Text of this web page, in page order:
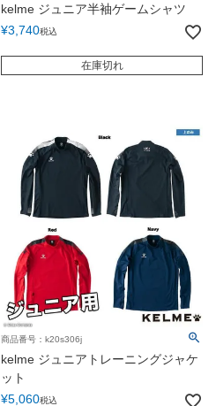
kelme ジュニア半袖ゲームシャツ
¥3,740税込
在庫切れ
商品番号：k20s306j
kelme ジュニアトレーニングジャケ
ット
¥5,060税込